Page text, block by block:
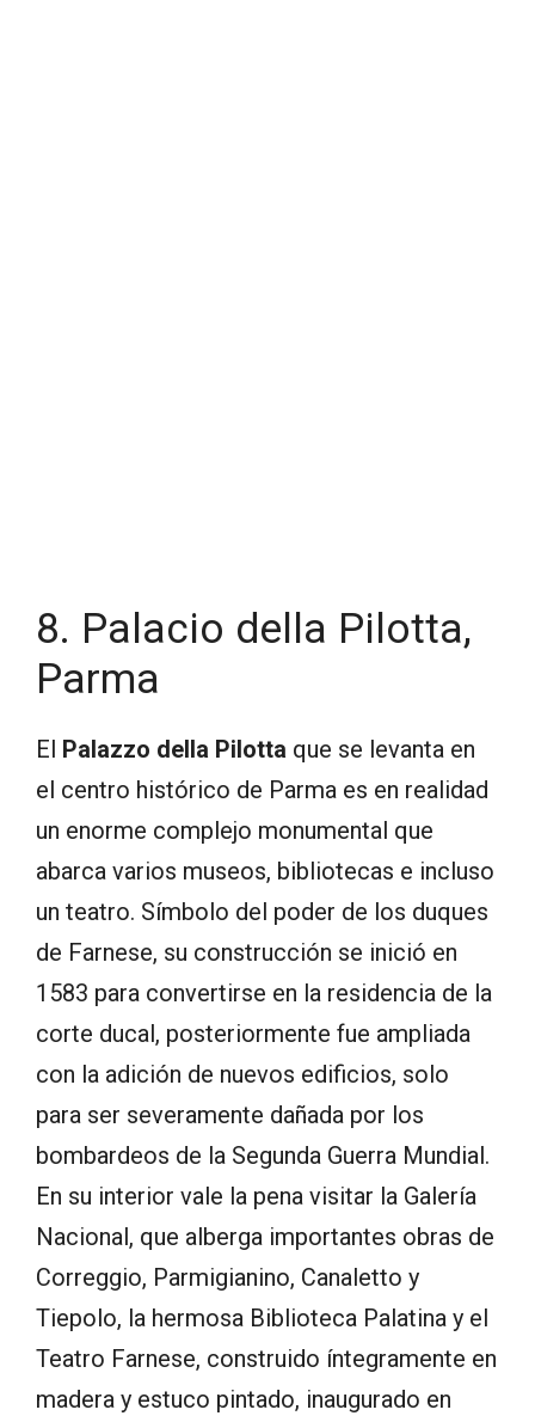
8. Palacio della Pilotta,
Parma
El Palazzo della Pilotta que se levanta en
el centro histórico de Parma es en realidad
un enorme complejo monumental que
abarca varios museos, bibliotecas e incluso
un teatro. Símbolo del poder de los duques
de Farnese, su construcción se inició en
1583 para convertirse en la residencia de la
corte ducal, posteriormente fue ampliada
con la adición de nuevos edificios, solo
para ser severamente dañada por los
bombardeos de la Segunda Guerra Mundial.
En su interior vale la pena visitar la Galería
Nacional, que alberga importantes obras de
Correggio, Parmigianino, Canaletto y
Tiepolo, la hermosa Biblioteca Palatina y el
Teatro Farnese, construido íntegramente en
madera y estuco pintado, inaugurado en